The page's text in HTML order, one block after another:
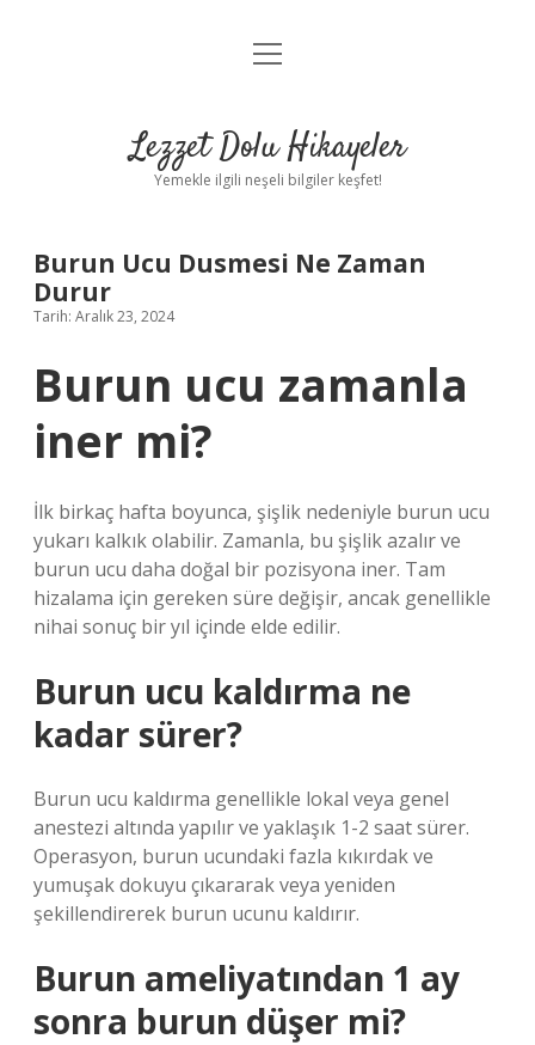
Anasayfa
Yasal Uyarı
menüyü
Lezzet Dolu Hikayeler
Yemekle ilgili neşeli bilgiler keşfet!
Burun Ucu Dusmesi Ne Zaman
Durur
Tarih: Aralık 23, 2024
Burun ucu zamanla
iner mi?
İlk birkaç hafta boyunca, şişlik nedeniyle burun ucu
yukarı kalkık olabilir. Zamanla, bu şişlik azalır ve
burun ucu daha doğal bir pozisyona iner. Tam
hizalama için gereken süre değişir, ancak genellikle
nihai sonuç bir yıl içinde elde edilir.
Burun ucu kaldırma ne
kadar sürer?
Burun ucu kaldırma genellikle lokal veya genel
anestezi altında yapılır ve yaklaşık 1-2 saat sürer.
Operasyon, burun ucundaki fazla kıkırdak ve
yumuşak dokuyu çıkararak veya yeniden
şekillendirerek burun ucunu kaldırır.
Burun ameliyatından 1 ay
sonra burun düşer mi?